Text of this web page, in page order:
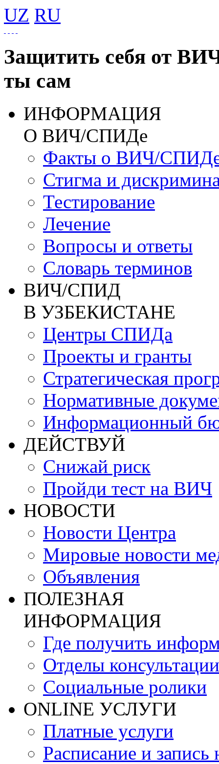
UZ RU
Защитить себя от
ты сам
ИНФОРМАЦИЯ
О ВИЧ/СПИДе
Факты о ВИЧ/
Стигма и
Тестирование
Лечение
Вопросы и ответы
Словарь терминов
ВИЧ/СПИД
В УЗБЕКИСТАНЕ
Центры СПИДа
Проекты и гранты
Стратегическая
Нормативные
Информационный
ДЕЙСТВУЙ
Снижай риск
Пройди тест на ВИЧ
НОВОСТИ
Новости Центра
Мировые новости
Объявления
ПОЛЕЗНАЯ
ИНФОРМАЦИЯ
Где получить
Отделы консультации
Социальные ролики
ONLINE УСЛУГИ
Платные услуги
Расписание и запись